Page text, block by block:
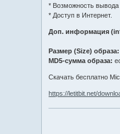
* Возможность вывода
* Доступ в Интернет.
Доп. информация
Размер (Size) образа:
MD5-сумма образа:
Скачать бесплатно
https://letitbit.net/